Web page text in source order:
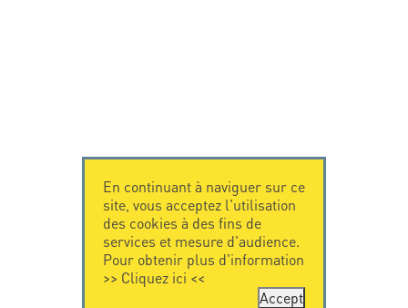
En continuant à naviguer sur ce
site, vous acceptez l'utilisation
des cookies à des fins de
services et mesure d'audience.
Pour obtenir plus d'information
>> Cliquez ici <<
Accept